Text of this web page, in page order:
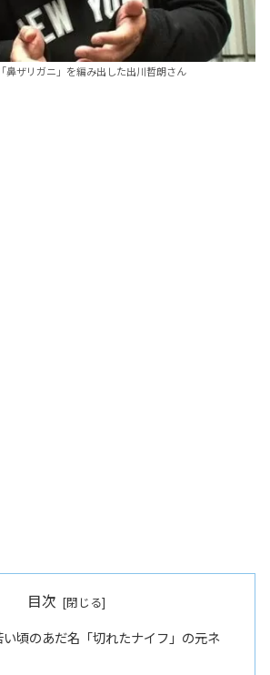
鼻ザリガニ」を編み出した出川哲朗さん
目次
い頃のあだ名「切れたナイフ」の元ネ